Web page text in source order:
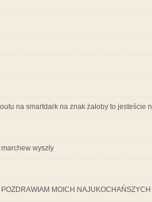
na smartdark na znak żałoby to jesteście
wyszły
MOICH